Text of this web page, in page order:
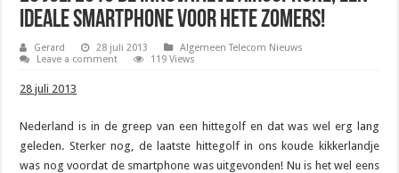
ideale smartphone voor hete zomers!
Gerard 28 juli 2013
Algemeen Telecom Nieuws
Leave a comment
119 Views
28 juli 2013
Nederland is in de greep van een hittegolf en dat was wel erg lang
geleden. Sterker nog, de laatste hittegolf in ons koude kikkerlandje
was nog voordat de smartphone was uitgevonden! Nu is het wel eens